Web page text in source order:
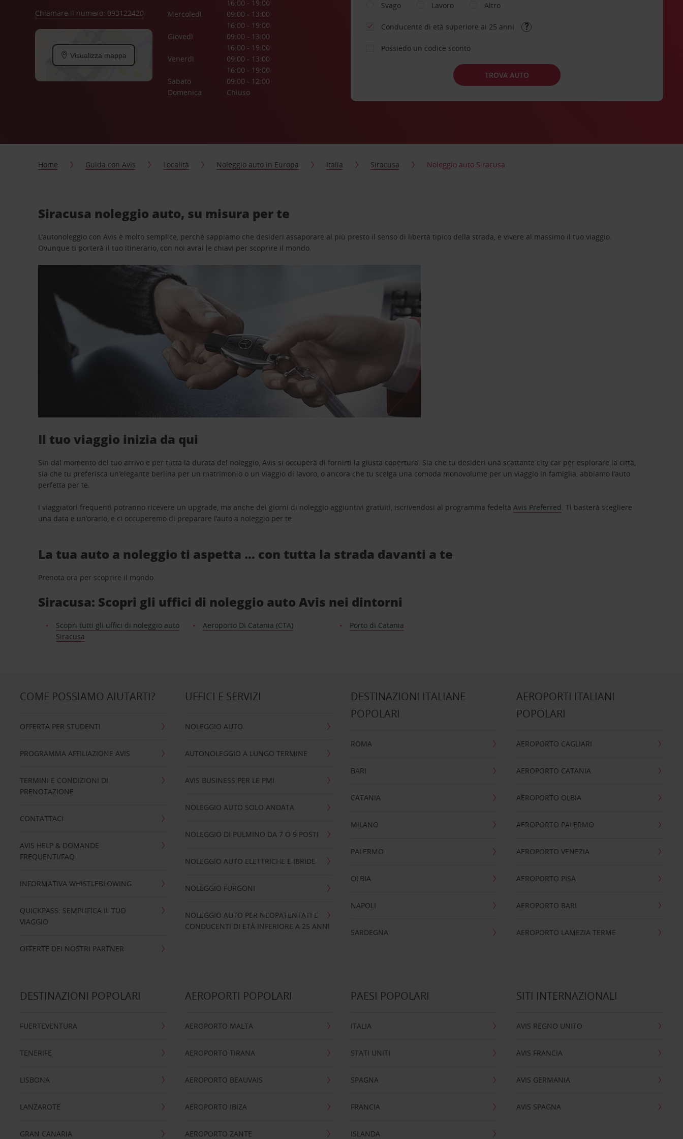
Chiamare il numero: 093122420
Visualizza mappa
16:00 - 19:00
Mercoledì
09:00 - 13:00
16:00 - 19:00
Giovedì
09:00 - 13:00
16:00 - 19:00
Venerdì
09:00 - 13:00
16:00 - 19:00
Sabato
09:00 - 12:00
Domenica
Chiuso
Svago
Lavoro Altro
Conducente di età superiore ai 25 anni
Possiedo un codice sconto
TROVA AUTO
Home Guida con Avis Località Noleggio auto in Europa Italia Siracusa Noleggio auto Siracusa
Siracusa noleggio auto, su misura per te
L’autonoleggio con Avis è molto semplice, perchè sappiamo che desideri assaporare al più presto il senso di libertà tipico della strada, e vivere al massimo il tuo viaggio.
Ovunque ti porterà il tuo itinerario, con noi avrai le chiavi per scoprire il mondo.
Il tuo viaggio inizia da qui
Sin dal momento del tuo arrivo e per tutta la durata del noleggio, Avis si occuperà di fornirti la giusta copertura. Sia che tu desideri una scattante city car per esplorare la città,
sia che tu preferisca un’elegante berlina per un matrimonio o un viaggio di lavoro, o ancora che tu scelga una comoda monovolume per un viaggio in famiglia, abbiamo l’auto
perfetta per te.
I viaggiatori frequenti potranno ricevere un upgrade, ma anche dei giorni di noleggio aggiuntivi gratuiti, iscrivendosi al programma fedeltàAvis Preferred. Ti basterà scegliere
una data e un’orario, e ci occuperemo di preparare l’auto a noleggio per te.
La tua auto a noleggio ti aspetta … con tutta la strada davanti a te
Prenota ora per scoprire il mondo.
Siracusa: Scopri gli uffici di noleggio auto Avis nei dintorni
Scopri tutti gli uffici di noleggio auto
Siracusa
Aeroporto Di Catania (CTA) Porto di Catania
COME POSSIAMO AIUTARTI?
OFFERTA PER STUDENTI
PROGRAMMA AFFILIAZIONE AVIS
TERMINI E CONDIZIONI DI
PRENOTAZIONE
CONTATTACI
AVIS HELP & DOMANDE
FREQUENTI/FAQ
INFORMATIVA WHISTLEBLOWING
QUICKPASS: SEMPLIFICA IL TUO
VIAGGIO
OFFERTE DEI NOSTRI PARTNER
UFFICI E SERVIZI
NOLEGGIO AUTO
AUTONOLEGGIO A LUNGO TERMINE
AVIS BUSINESS PER LE PMI
NOLEGGIO AUTO SOLO ANDATA
NOLEGGIO DI PULMINO DA 7 O 9 POSTI
NOLEGGIO AUTO ELETTRICHE E IBRIDE
NOLEGGIO FURGONI
NOLEGGIO AUTO PER NEOPATENTATI E
CONDUCENTI DI ETÀ INFERIORE A 25 ANNI
DESTINAZIONI ITALIANE
POPOLARI
ROMA
BARI
CATANIA
MILANO
PALERMO
OLBIA
NAPOLI
SARDEGNA
AEROPORTI ITALIANI
POPOLARI
AEROPORTO CAGLIARI
AEROPORTO CATANIA
AEROPORTO OLBIA
AEROPORTO PALERMO
AEROPORTO VENEZIA
AEROPORTO PISA
AEROPORTO BARI
AEROPORTO LAMEZIA TERME
DESTINAZIONI POPOLARI
FUERTEVENTURA
TENERIFE
LISBONA
LANZAROTE
GRAN CANARIA
AEROPORTI POPOLARI
AEROPORTO MALTA
AEROPORTO TIRANA
AEROPORTO BEAUVAIS
AEROPORTO IBIZA
AEROPORTO ZANTE
PAESI POPOLARI
ITALIA
STATI UNITI
SPAGNA
FRANCIA
ISLANDA
SITI INTERNAZIONALI
AVIS REGNO UNITO
AVIS FRANCIA
AVIS GERMANIA
AVIS SPAGNA